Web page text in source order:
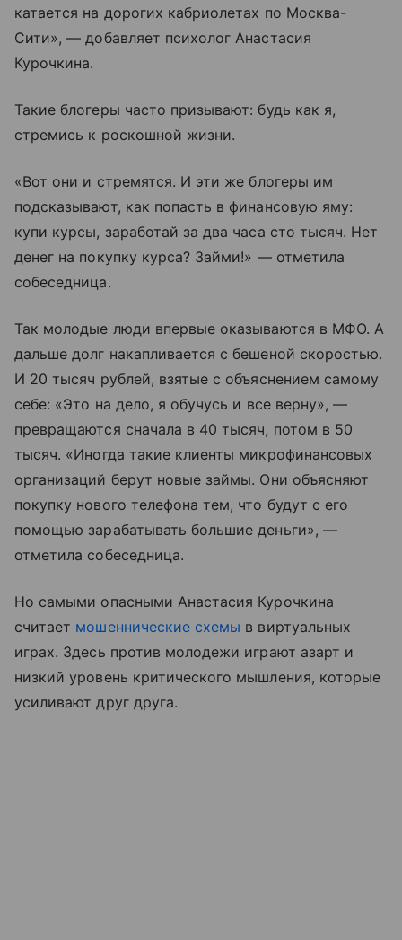
катается на дорогих кабриолетах по Москва-
Сити», — добавляет психолог Анастасия
Курочкина.
Такие блогеры часто призывают: будь как я,
стремись к роскошной жизни.
«Вот они и стремятся. И эти же блогеры им
подсказывают, как попасть в финансовую яму:
купи курсы, заработай за два часа сто тысяч. Нет
денег на покупку курса? Займи!» — отметила
собеседница.
Так молодые люди впервые оказываются в МФО. А
дальше долг накапливается с бешеной скоростью.
И 20 тысяч рублей, взятые с объяснением самому
себе: «Это на дело, я обучусь и все верну», —
превращаются сначала в 40 тысяч, потом в 50
тысяч. «Иногда такие клиенты микрофинансовых
организаций берут новые займы. Они объясняют
покупку нового телефона тем, что будут с его
помощью зарабатывать большие деньги», —
отметила собеседница.
Но самыми опасными Анастасия Курочкина
считает мошеннические схемы в виртуальных
играх. Здесь против молодежи играют азарт и
низкий уровень критического мышления, которые
усиливают друг друга.